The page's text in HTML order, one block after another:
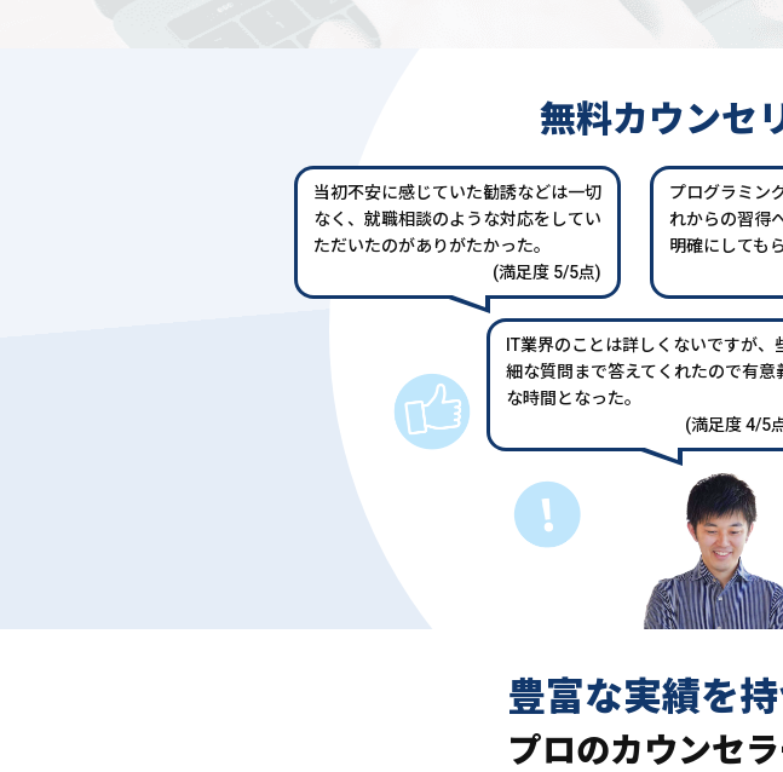
無料カウンセ
当初不安に感じていた勧誘などは一切
なく、就職相談のような対応をしてい
ただいたのがありがたかった。
(満足度 5/5点)
プログラミン
れからの習得
明確にしても
IT業界のことは詳しくないですが、
細な質問まで答えてくれたので有意
な時間となった。
(満足度 4/5
豊富な実績を
プロのカウンセ